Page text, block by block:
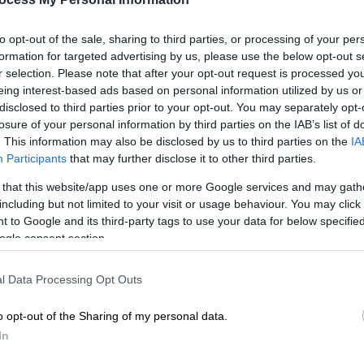
opt-out of the sale, sharing to third parties, or processing of your
for targeted advertising by us, please use the below opt-out
selection. Please note that after your opt-out request is processed
interest-based ads based on personal information utilized by us
to third parties prior to your opt-out. You may separately
of your personal information by third parties on the IAB’s list of
This information may also be disclosed by us to third parties on the
Participants that may further disclose it to other third parties.
that this website/app uses one or more Google services and may
but not limited to your visit or usage behaviour. You may
to Google and its third-party tags to use your data for below
consent section.
Data Processing Opt Outs
opt-out of the Sharing of my personal data.
εντοπίζεται ένας σκύλος-
τραγωδίας
Ερευνών Σιδηροδρομικών
ηεφημερίδαEl Pais , φέρνει στο φως
του σιδηροδρομικού δυστυχήματος.
και οι εργαστηριακές
σύγκρουση οφείλεται σε
η οποία προκάλεσε μια αλυσιδωτή